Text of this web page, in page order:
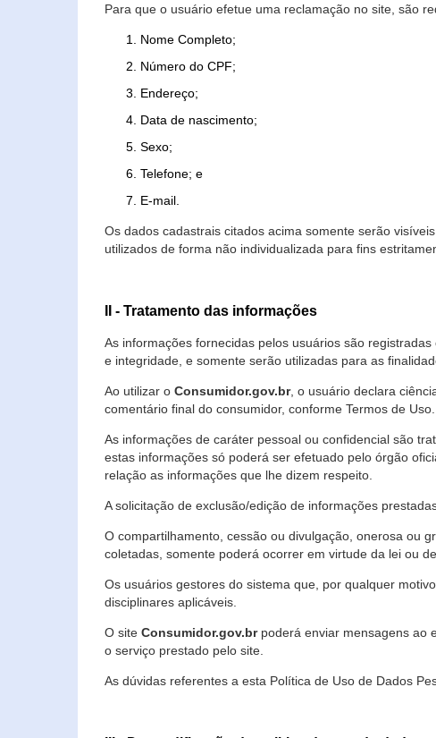
Para que o usuário efetue uma reclamação no site, são
Nome Completo;
Número do CPF;
Endereço;
Data de nascimento;
Sexo;
Telefone; e
E-mail.
Os dados cadastrais citados acima somente serão
utilizados de forma não individualizada para fins
II - Tratamento das informações
As informações fornecidas pelos usuários são
e integridade, e somente serão utilizadas para as
Ao utilizar o Consumidor.gov.br, o usuário declara
comentário final do consumidor, conforme Termos de Uso.
As informações de caráter pessoal ou confidencial são
estas informações só poderá ser efetuado pelo órgão
relação as informações que lhe dizem respeito.
A solicitação de exclusão/edição de informações
O compartilhamento, cessão ou divulgação, onerosa ou
coletadas, somente poderá ocorrer em virtude da lei ou
Os usuários gestores do sistema que, por qualquer
disciplinares aplicáveis.
O site Consumidor.gov.brpoderá enviar mensagens ao
o serviço prestado pelo site.
As dúvidas referentes a esta Política de Uso de Dados